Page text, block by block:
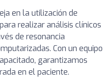
en la utilización de
para realizar análisis clínicos
de resonancia
Con un equipo
garantizamos
en el paciente.